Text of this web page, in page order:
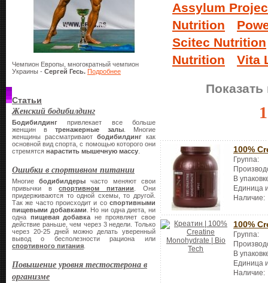
Чемпион Европы, многократный чемпион
Украины - Сергей Гесь. Подробнее
Статьи
Женский бодибилдинг
Бодибилдинг привлекает все больше
женщин втренажерные залы. Многие
женщины рассматривают бодибилдинг как
основной вид спорта, с помощью которого они
стремятся нарастить мышечную массу
Ошибки в спортивном питании
Многиебодибилдеры часто меняют свои
привычки вспортивном питании
. Они
придерживаются то одной схемы, то другой.
Так же часто происходит и со спортивными
пищевыми добавками . Но ни одна диета, ни
одна пищевая добавка не проявляет свое
действие раньше, чем через 3 недели. Только
через 20-25 дней можно делать уверенный
вывод о бесполезности рациона или
спортивного питания
Повышение уровня тестостерона в
организме
Assylum
Nutrition
Scitec Nutrition
Nutrition
Vita
1
100%
Группа:
В
Единица
Наличие:
100%
Группа:
В
Единица
Наличие: